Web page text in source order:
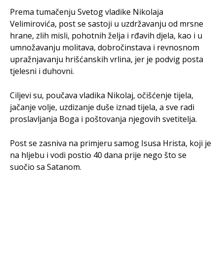
Prema tumačenju Svetog vladike Nikolaja
Velimirovića, post se sastoji u uzdržavanju od mrsne
hrane, zlih misli, pohotnih želja i rđavih djela, kao i u
umnožavanju molitava, dobročinstava i revnosnom
upražnjavanju hrišćanskih vrlina, jer je podvig posta
tjelesni i duhovni.
Ciljevi su, poučava vladika Nikolaj, očišćenje tijela,
jačanje volje, uzdizanje duše iznad tijela, a sve radi
proslavljanja Boga i poštovanja njegovih svetitelja.
Post se zasniva na primjeru samog Isusa Hrista, koji je
na hljebu i vodi postio 40 dana prije nego što se
suočio sa Satanom.